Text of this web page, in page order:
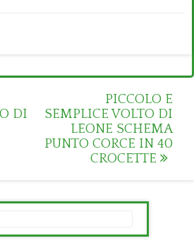
DI
PICCOLO E
SEMPLICE VOLTO DI
LEONE SCHEMA
PUNTO CORCE IN 40
CROCETTE